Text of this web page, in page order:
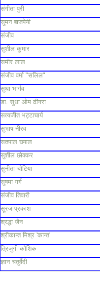
संगीता पुरी
सुमन बाजपेयी
संजीव
सुशील कुमार
समीर लाल
संजीव वर्मा "सलिल"
सुधा भार्गव
डा. सुधा ओम ढींगरा
सत्यजीत भट्टाचार्य
सुभाष नीरव
सतपाल ख्याल
सुशील छोक्कर
सुनीता चोटिया
सुषमा गर्ग
संजीव तिवारी
सूरज प्रकाश
श्रद्धा जैन
श्रीकान्त मिश्र 'कान्त'
त्रिजुगी कौशिक
ज्ञान चतुर्वेदी